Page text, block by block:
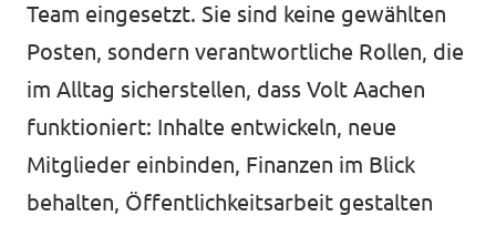
Team eingesetzt. Sie sind keine gewählten
Posten, sondern verantwortliche Rollen, die
im Alltag sicherstellen, dass Volt Aachen
funktioniert: Inhalte entwickeln, neue
Mitglieder einbinden, Finanzen im Blick
behalten, Öffentlichkeitsarbeit gestalten